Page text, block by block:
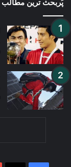
پُربحث ترین مطالب